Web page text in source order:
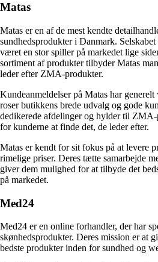
Matas
Matas er en af ​​de mest kendte
sundhedsprodukter i Danmark.
været en stor spiller på markedet lige
sortiment af produkter tilbyder Matas
leder efter ZMA-produkter.
Kundeanmeldelser på Matas har
roser butikkens brede udvalg og gode
dedikerede afdelinger og hylder til
for kunderne at finde det, de leder efter.
Matas er kendt for sit fokus på at levere
rimelige priser. Deres tætte samarbejde
giver dem mulighed for at tilbyde det
på markedet.
Med24
Med24 er en online forhandler, der har
skønhedsprodukter. Deres mission er at
bedste produkter inden for sundhed og